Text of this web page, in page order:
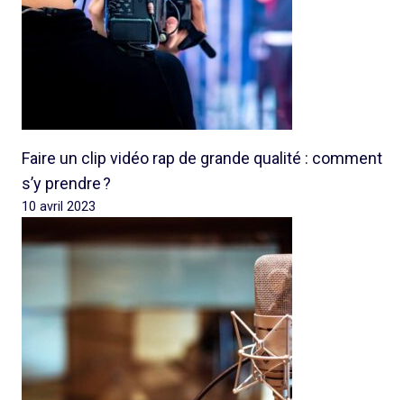
Faire un clip vidéo rap de grande qualité : comment
s’y prendre ?
10 avril 2023